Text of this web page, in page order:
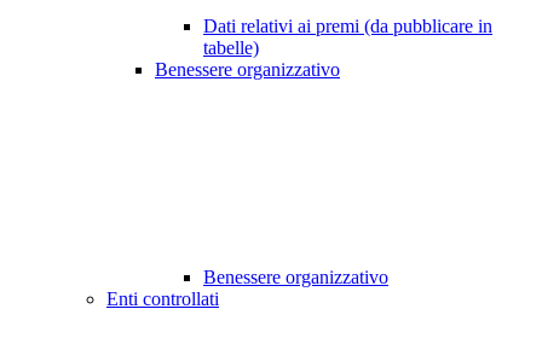
Dati relativi ai premi (da pubblicare in
tabelle)
Benessere organizzativo
Benessere organizzativo
Enti controllati